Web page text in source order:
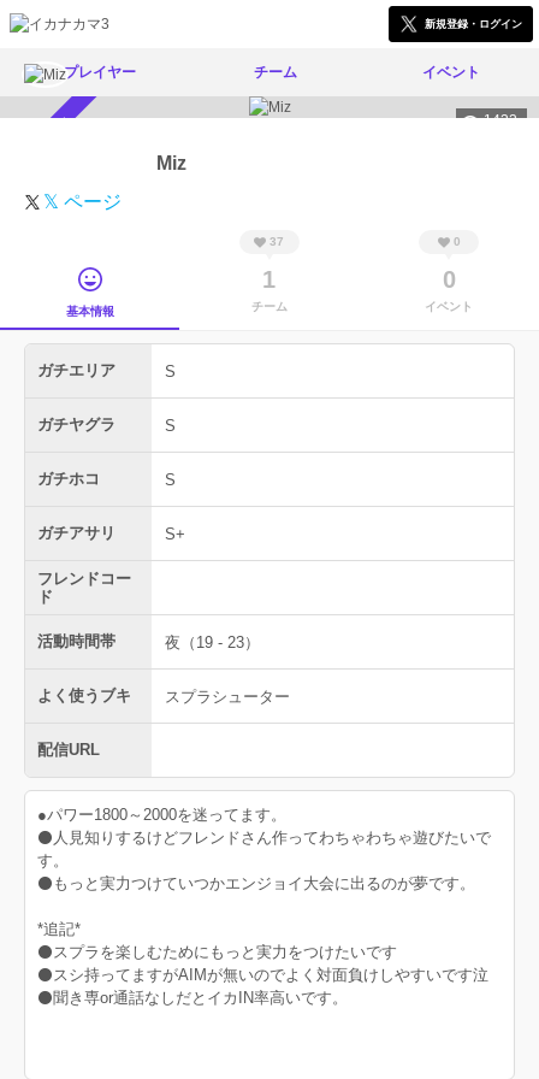
新規登録・ログイン
プレイヤー チーム イベント
1433
Miz
𝕏 ページ
基本情報
37
1
チーム
0
0
イベント
ガチエリア S
ガチヤグラ S
ガチホコ S
ガチアサリ S+
フレンドコー
ド
活動時間帯 夜（19 - 23）
よく使うブキ スプラシューター
配信URL
●パワー1800～2000を迷ってます。
⚫人見知りするけどフレンドさん作ってわちゃわちゃ遊びたいで
す。
⚫もっと実力つけていつかエンジョイ大会に出るのが夢です。
*追記*
⚫スプラを楽しむためにもっと実力をつけたいです
⚫スシ持ってますがAIMが無いのでよく対面負けしやすいです泣
⚫聞き専or通話なしだとイカIN率高いです。